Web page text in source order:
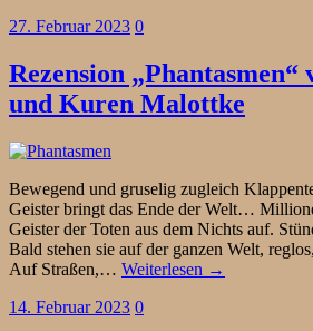
27. Februar 2023 0
Rezension
und Kuren Malottke
Bewegend und gruselig zugleich
Geister bringt das Ende der Welt…
Geister der Toten aus dem Nichts auf.
Bald stehen sie auf der ganzen Welt,
Auf Straßen,… Weiterlesen →
14. Februar 2023 0